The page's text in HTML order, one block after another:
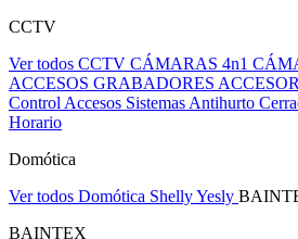
CCTV
Ver todos CCTV CÁMARAS 4n1
ACCESOS GRABADORES
Control Accesos Sistemas Antihurto
Horario
Domótica
Ver todos Domótica ShellyYesly
BAINTEX